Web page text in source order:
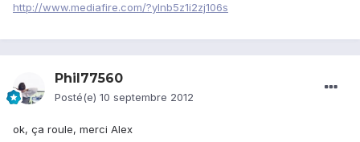
http://www.mediafire.com/?ylnb5z1i2zj106s
Phil77560
Posté(e) 10 septembre 2012
ok, ça roule, merci Alex